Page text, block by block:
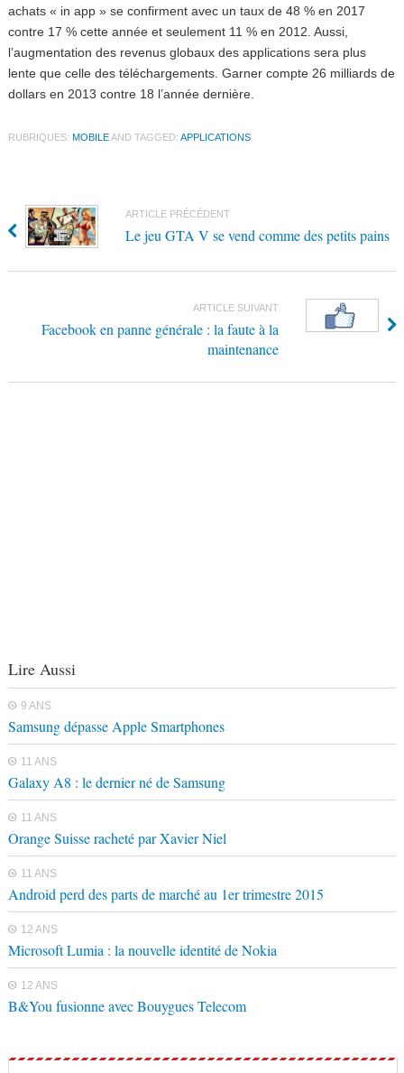
achats « in app » se confirment avec un taux de 48 % en 2017
contre 17 % cette année et seulement 11 % en 2012. Aussi,
l’augmentation des revenus globaux des applications sera plus
lente que celle des téléchargements. Garner compte 26 milliards de
dollars en 2013 contre 18 l’année dernière.
RUBRIQUES: MOBILEAND TAGGED: APPLICATIONS
ARTICLE PRÉCÉDENT
Le jeu GTA V se vend comme des petits pains
ARTICLE SUIVANT
Facebook en panne générale : la faute à la
maintenance
Lire Aussi
9 ANS
Samsung dépasse Apple Smartphones
11 ANS
Galaxy A8 : le dernier né de Samsung
11 ANS
Orange Suisse racheté par Xavier Niel
11 ANS
Android perd des parts de marché au 1er trimestre 2015
12 ANS
Microsoft Lumia : la nouvelle identité de Nokia
12 ANS
B&You fusionne avec Bouygues Telecom